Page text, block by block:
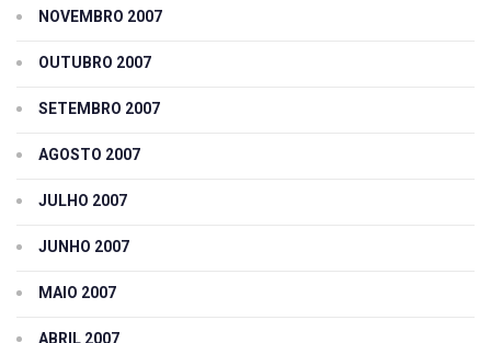
NOVEMBRO 2007
OUTUBRO 2007
SETEMBRO 2007
AGOSTO 2007
JULHO 2007
JUNHO 2007
MAIO 2007
ABRIL 2007